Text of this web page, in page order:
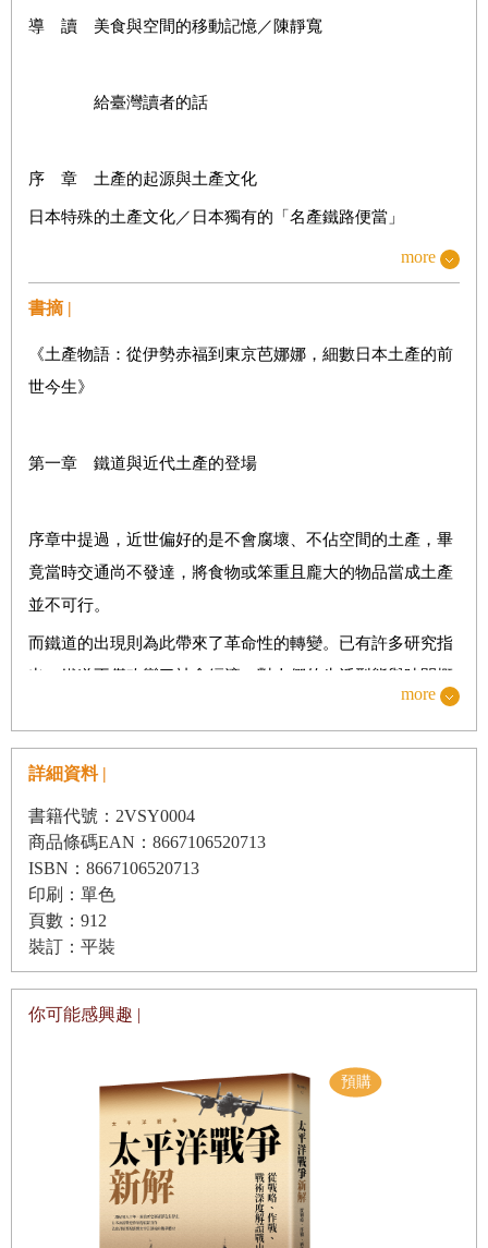
導 讀 美食與空間的移動記憶／陳靜寬
給臺灣讀者的話
序 章 土產的起源與土產文化
日本特殊的土產文化／日本獨有的「名產鐵路便當」
交通系統的演變與名產的興衰／站內銷售與「站內店」
鐵道弘濟會成立／旅遊指南與土產
黍糰子與吉備糰子／中日戰爭與鐵道運輸
透過銷售策略形成固定的商品形象／羽田穴守稻荷、門前町
京阪電鐵與香里園／八橋成為主流點心的漫長歷程
正牌老店之爭所帶來的效應／五色豆與政岡豆
古典而新潮的鎌倉／「異國風情」的鴿子餅躋身名產之前
第二章 近代參拜伊勢神宮與赤福
參拜伊勢神宮是近世一大娛樂
萬金丹、伊勢曆、菸草盒──從「宮笥」到「土產」
赤福的誕生／呈獻給明治天皇的赤福／修建為「神都」的伊
宣傳與改良／參宮急行電鐵開通拉近了與神宮的距離
從《伊勢參宮要覽》中看到的參拜者心聲／畢業旅行與伊勢
畢業旅行的土產／「將伊勢物產一網打盡」的「百貨式大物
more
書摘 |
《土產物語：從伊勢赤福到東京芭娜娜，細數日本土產的前
世今生》
第一章 鐵道與近代土產的登場
序章中提過，近世偏好的是不會腐壞、不佔空間的土產，畢
竟當時交通尚不發達，將食物或笨重且龐大的物品當成土產
並不可行。
而鐵道的出現則為此帶來了革命性的轉變。已有許多研究指
出，鐵道不僅改變了社會經濟，對人們的生活型態與時間概
念等文化層面也造成了強烈的影響。由於名產與土產兩者和
擊。
本章將探討鐵道這項近代交通設施的出現，使近世以後名產
與土產的意義發生了什麼樣的變化，又如何轉變成符合近代
需求的型態。
清河八郎的「土產宅配」
事實上，即使是近世，也並非完全沒有辦法運送笨重又龐大
的土產。
同前往西國旅遊，探訪伊勢、東海道、金毘羅、宮島等近世
具代表性的名勝古蹟，並將行程詳細記錄在《西遊草》這部
遊記中。翻閱《西遊草》會發現，清河非但在旅遊地點購買
了陶器、人偶等大量「笨重又龐大的土產」，更直接寄回家
鄉，據說運費並不貴，而且這種作法相當普及。現代人常用
more
詳細資料 |
書籍代號：2VSY0004
商品條碼EAN：8667106520713
ISBN：8667106520713
印刷：單色
頁數：912
裝訂：平裝
你可能感興趣 |